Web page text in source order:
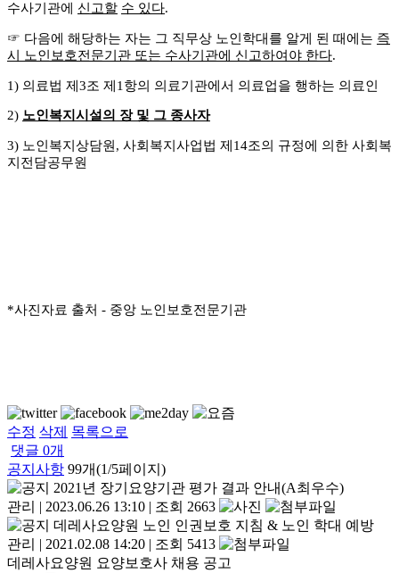
수사기관에 신고할 수 있다.
☞ 다음에 해당하는 자는 그 직무상 노인학대를 알게 된 때에는 즉
시 노인보호전문기관 또는 수사기관에 신고하여야 한다.
1) 의료법 제 3조 제 1 항의 의료기관에서 의료업을 행하는 의료인
2) 노인복지시설의 장 및 그 종사자
3) 노인복지상담원 , 사회복지사업법 제 14조의 규정에 의한 사회복
지전담공무원
*사진자료 출처 - 중앙 노인보호전문기관
수정 삭제 목록으로
댓글 0개
공지사항 99개(1/5페이지)
2021년 장기요양기관 평가 결과 안내(A최우수)
관리 | 2023.06.26 13:10 | 조회 2663
데레사요양원 노인 인권보호 지침 & 노인 학대 예방
관리 | 2021.02.08 14:20 | 조회 5413
데레사요양원 요양보호사 채용 공고